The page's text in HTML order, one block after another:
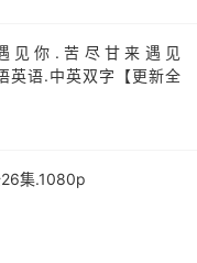
见你.苦尽甘来遇见
英语.中英双字【更新全
集.1080p